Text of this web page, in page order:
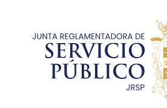
contenido